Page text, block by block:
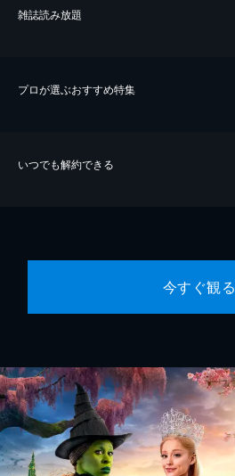
雑誌読み放題
プロが選ぶおすすめ特集
いつでも解約できる
今すぐ観る